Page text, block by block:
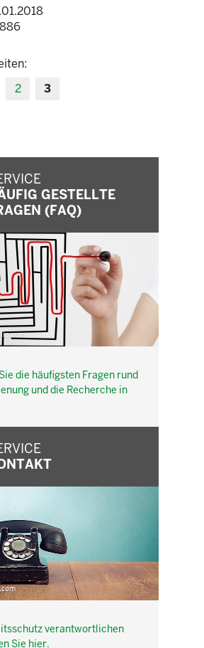
2 3
GESTELLTE
(FAQ)
die häufigsten Fragen rund
und die Recherche in
verantwortlichen
Sie hier.